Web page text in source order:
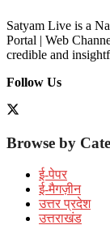
Satyam Live is a
Portal | Web
credible and
Follow Us
Browse by
ई-पेपर
ई-मैगज़ीन
उत्तर प्रदेश
उत्तराखंड